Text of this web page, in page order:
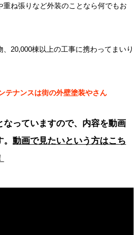
重ね張りなど外装のことなら何でもお
20,000棟以上の工事に携わってまいり
テナンスは街の外壁塗装やさん
なっていますので、内容を動画
。動画で見たいという方はこち